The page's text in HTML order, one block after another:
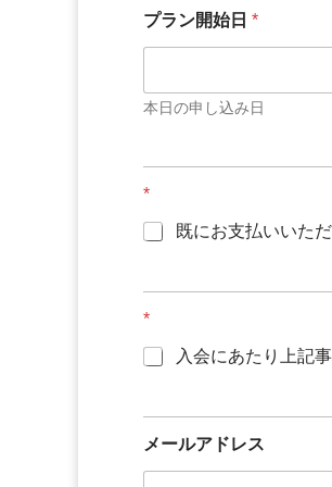
プラン開始日 *
本日の申し込み日
*
既にお支払いいた
*
入会にあたり上記
メールアドレス